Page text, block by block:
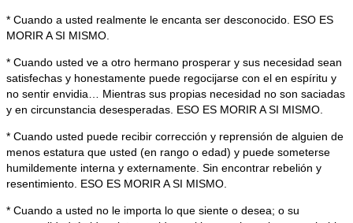
* Cuando a usted realmente le encanta ser desconocido. ESO ES
MORIR A SI MISMO.
* Cuando usted ve a otro hermano prosperar y sus necesidad sean
satisfechas y honestamente puede regocijarse con el en espíritu y
no sentir envidia… Mientras sus propias necesidad no son saciadas
y en circunstancia desesperadas. ESO ES MORIR A SI MISMO.
* Cuando usted puede recibir corrección y reprensión de alguien de
menos estatura que usted (en rango o edad) y puede someterse
humildemente interna y externamente. Sin encontrar rebelión y
resentimiento. ESO ES MORIR A SI MISMO.
* Cuando a usted no le importa lo que siente o desea; o su